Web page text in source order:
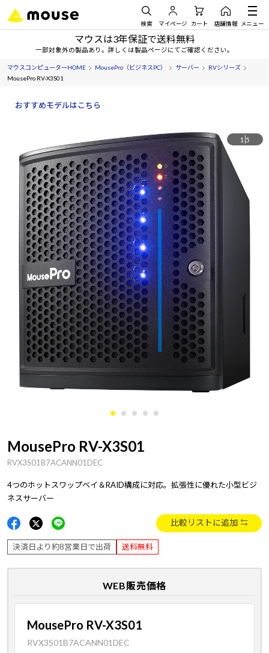
検索 マイページ カート 店舗情報 メニュー
マウスは3年保証で送料無料
一部対象外の製品あり。詳しくは製品ページにてご確認ください。
マウスコンピューターHOME MousePro（ビジネスPC） サーバー
RVシリーズ
MousePro RV-X3S01
おすすめモデルはこちら
1 5
MousePro RV-X3S01
RVX3S01B7ACANN01DEC
4つのホットスワップベイ＆RAID構成に対応。拡張性に優れた小型ビジ
ネスサーバー
比較リストに追加
決済日より約8営業日で出荷 送料無料
WEB販売価格
MousePro RV-X3S01
RVX3S01B7ACANN01DEC